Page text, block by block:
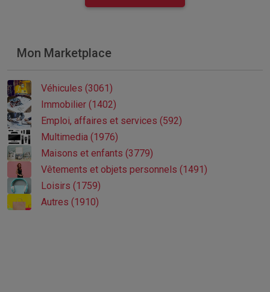
Mon Marketplace
Véhicules (3061)
Immobilier (1402)
Emploi, affaires et services (592)
Multimedia (1976)
Maisons et enfants (3779)
Vêtements et objets personnels (1491)
Loisirs (1759)
Autres (1910)